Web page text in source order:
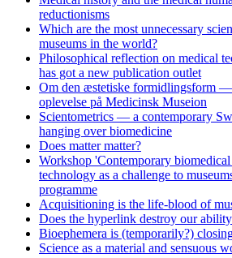
reductionisms
Which are the most unnecessary
museums in the world?
Philosophical reflection on medical
has got a new publication outlet
Om den æstetiske formidlingsform —
oplevelse på Medicinsk Museion
Scientometrics — a contemporary
hanging over biomedicine
Does matter matter?
Workshop 'Contemporary
technology as a challenge to
programme
Acquisitioning is the life-blood of
Does the hyperlink destroy our
Bioephemera is (temporarily?)
Science as a material and sensuous